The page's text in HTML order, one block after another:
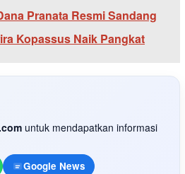
Pranata Resmi Sandang
Kopassus Naik Pangkat
untuk mendapatkan informasi
Google News